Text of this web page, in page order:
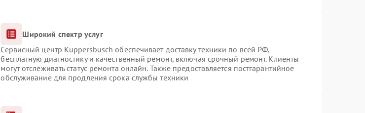
Широкий спектр услуг
Сервисный центр Kuppersbusch обеспечивает доставку техники по всей РФ,
бесплатную диагностику и качественный ремонт, включая срочный ремонт. Клиенты
могут отслеживать статус ремонта онлайн. Также предоставляется постгарантийное
обслуживание для продления срока службы техники